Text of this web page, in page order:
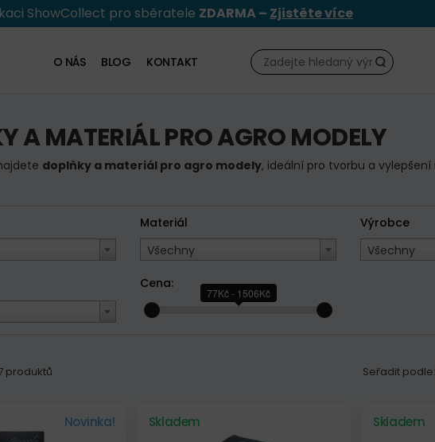
ShowCollect pro sběratele ZDARMA – Zjistěte více
Hledat
O NÁS BLOG KONTAKT
A MATERIÁL PRO AGRO MODELY
doplňky a materiál pro agro modely, ideální pro tvorbu a
Materiál
Všechny
Výrobce
Všechny
Cena:
77Kč - 1506Kč
produktů Seřadit podle:
Novinka! Skladem Skladem